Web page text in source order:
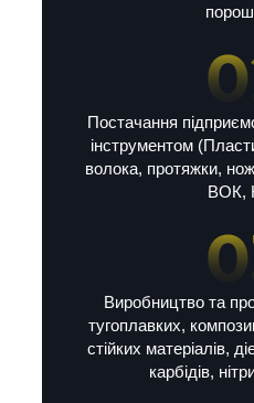
Постачання
інструментом
волока, протяжки,
ВОК,
Виробництво та
тугоплавких,
стійких матеріалів,
карбідів,